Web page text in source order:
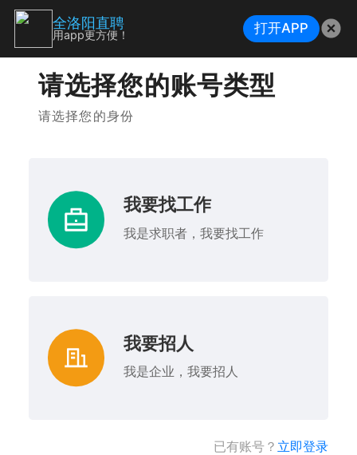
请选择您的账号类型
请选择您的身份
我要找工作
我是求职者，我要找工作
我要招人
我是企业，我要招人
已有账号？ 立即登录
全洛阳直聘
用app更方便！ 打开APP